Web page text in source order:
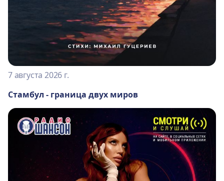
7 августа 2026 г.
Стамбул - граница двух миров